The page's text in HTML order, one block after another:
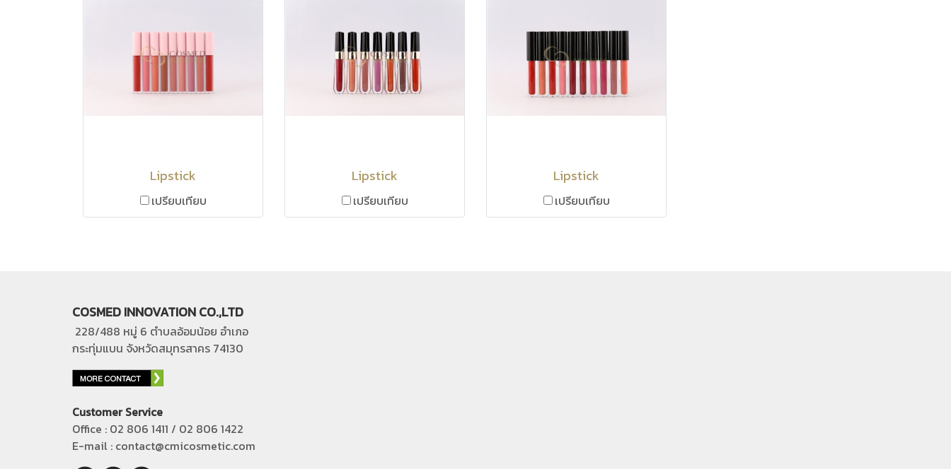
Lipstick
เปรียบเทียบ
Lipstick
เปรียบเทียบ
Lipstick
เปรียบเทียบ
COSMED INNOVATION CO.,LTD
228/488 หมู่ 6 ตำบลอ้อมน้อย อำเภอ
กระทุ่มแบน จังหวัดสมุทรสาคร 74130
Customer Service
Office : 02 806 1411 / 02 806 1422
E-mail : contact@cmicosmetic.com